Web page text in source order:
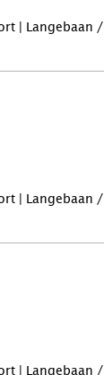
| Langebaan /
| Langebaan /
| Langebaan /